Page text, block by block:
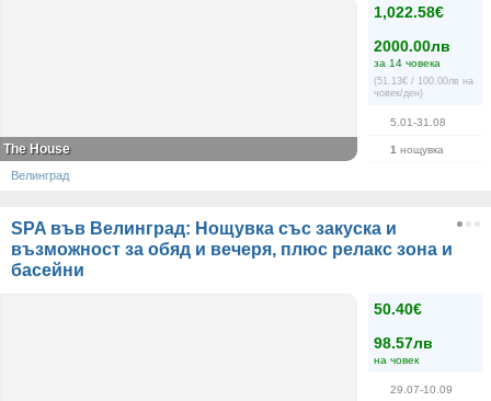
1,022.58€
2000.00лв
за 14 човека
(51.13€ / 100.00лв на
човек/ден)
5.01-31.08
1 нощувка
The House
Велинград
SPA във Велинград: Нощувка със закуска и
възможност за обяд и вечеря, плюс релакс зона и
басейни
50.40€
98.57лв
на човек
29.07-10.09